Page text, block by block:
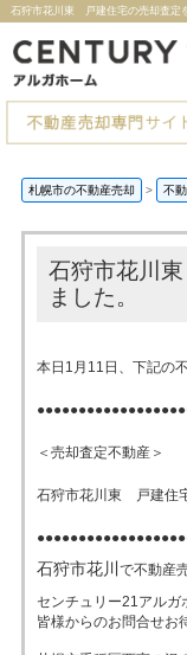
早く
売りたい 売
札幌市の不動産売却 > 不
石狩市花川
ました。
本日1月11日、下記の
＜売却査定不動産＞
石狩市花川東 戸建住
石狩市花川 で不動産
センチュリー21アルガ
皆様からのお問合せお